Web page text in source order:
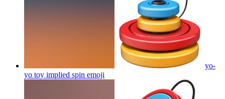
yo-
yo toy implied spin emoji